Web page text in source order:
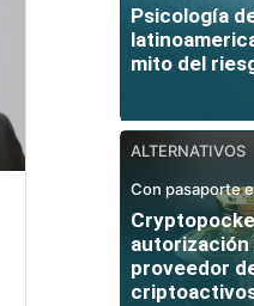
Psicología
mito del
ALTERNATIVOS
Con pasaporte
autorización
proveedor